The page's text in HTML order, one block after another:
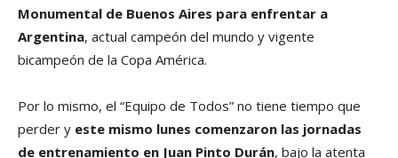
Monumental de Buenos Aires para enfrentar a
Argentina, actual campeón del mundo y vigente
bicampeón de la Copa América.
Por lo mismo, el “Equipo de Todos” no tiene tiempo que
perder y este mismo lunes comenzaron las jornadas
de entrenamiento en Juan Pinto Durán, bajo la atenta